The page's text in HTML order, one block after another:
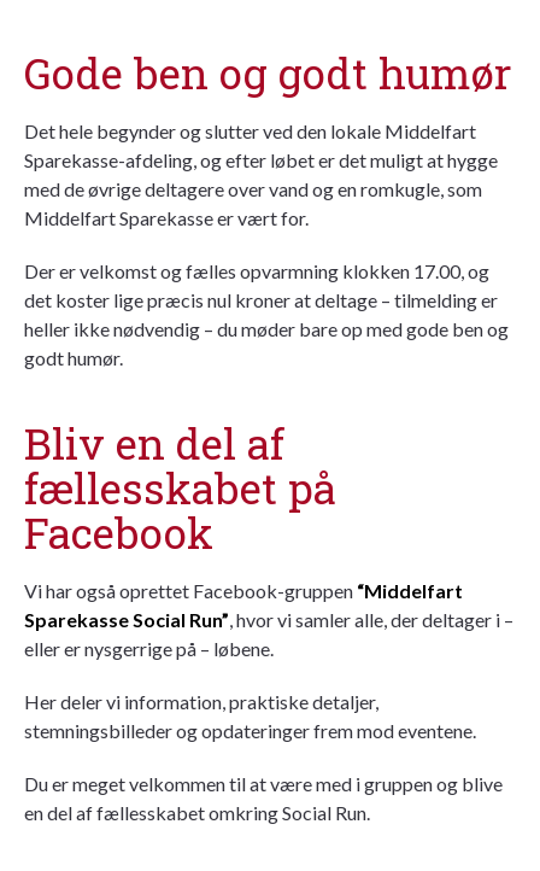
Gode ben og godt humør
Det hele begynder og slutter ved den lokale Middelfart
Sparekasse-afdeling, og efter løbet er det muligt at hygge
med de øvrige deltagere over vand og en romkugle, som
Middelfart Sparekasse er vært for.
Der er velkomst og fælles opvarmning klokken 17.00, og
det koster lige præcis nul kroner at deltage – tilmelding er
heller ikke nødvendig – du møder bare op med gode ben og
godt humør.
Bliv en del af
fællesskabet på
Facebook
Vi har også oprettet Facebook-gruppen “Middelfart
Sparekasse Social Run”, hvor vi samler alle, der deltager i –
eller er nysgerrige på – løbene.
Her deler vi information, praktiske detaljer,
stemningsbilleder og opdateringer frem mod eventene.
Du er meget velkommen til at være med i gruppen og blive
en del af fællesskabet omkring Social Run.